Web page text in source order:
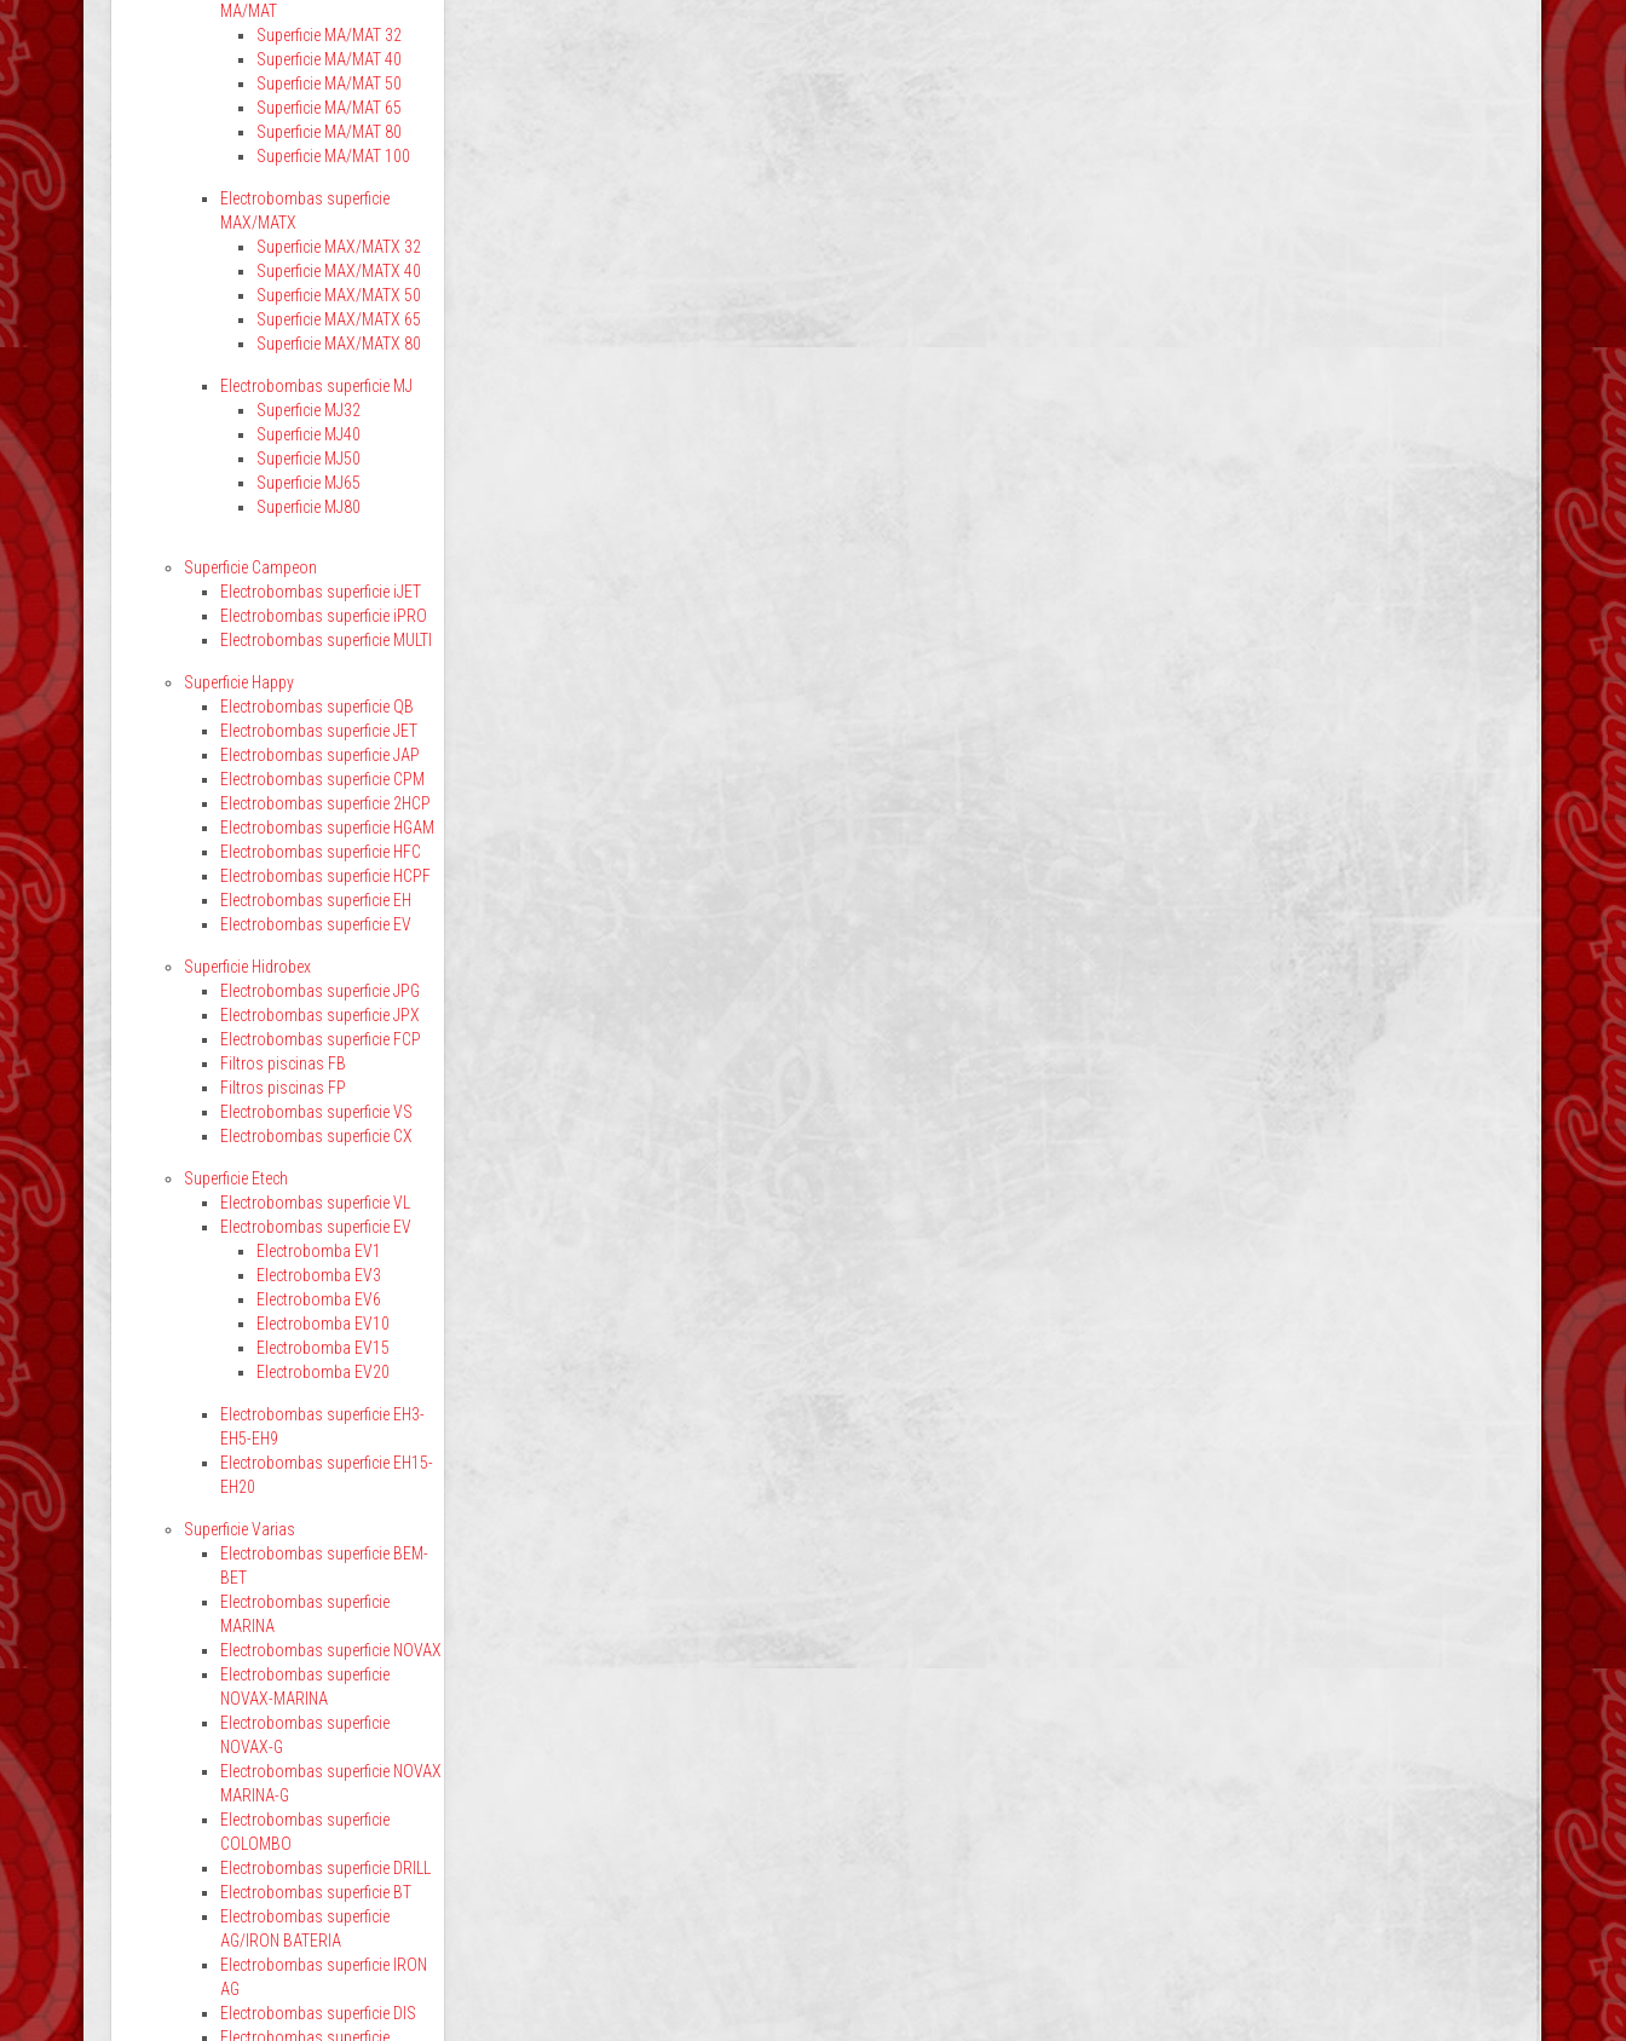
MA/MAT
Superficie MA/MAT 32
Superficie MA/MAT 40
Superficie MA/MAT 50
Superficie MA/MAT 65
Superficie MA/MAT 80
Superficie MA/MAT 100
Electrobombas superficie
MAX/MATX
Superficie MAX/MATX 32
Superficie MAX/MATX 40
Superficie MAX/MATX 50
Superficie MAX/MATX 65
Superficie MAX/MATX 80
Electrobombas superficie MJ
Superficie MJ32
Superficie MJ40
Superficie MJ50
Superficie MJ65
Superficie MJ80
Superficie Campeon
Electrobombas superficie iJET
Electrobombas superficie iPRO
Electrobombas superficie MULTI
Superficie Happy
Electrobombas superficie QB
Electrobombas superficie JET
Electrobombas superficie JAP
Electrobombas superficie CPM
Electrobombas superficie 2HCP
Electrobombas superficie HGAM
Electrobombas superficie HFC
Electrobombas superficie HCPF
Electrobombas superficie EH
Electrobombas superficie EV
Superficie Hidrobex
Electrobombas superficie JPG
Electrobombas superficie JPX
Electrobombas superficie FCP
Filtros piscinas FB
Filtros piscinas FP
Electrobombas superficie VS
Electrobombas superficie CX
Superficie Etech
Electrobombas superficie VL
Electrobombas superficie EV
Electrobomba EV1
Electrobomba EV3
Electrobomba EV6
Electrobomba EV10
Electrobomba EV15
Electrobomba EV20
Electrobombas superficie EH3-
EH5-EH9
Electrobombas superficie EH15-
EH20
Superficie Varias
Electrobombas superficie BEM-
BET
Electrobombas superficie
MARINA
Electrobombas superficie NOVAX
Electrobombas superficie
NOVAX-MARINA
Electrobombas superficie
NOVAX-G
Electrobombas superficie NOVAX
MARINA-G
Electrobombas superficie
COLOMBO
Electrobombas superficie DRILL
Electrobombas superficie BT
Electrobombas superficie
AG/IRON BATERIA
Electrobombas superficie IRON
AG
Electrobombas superficie DIS